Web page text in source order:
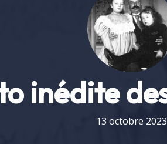
inédite
13 octobre 2023